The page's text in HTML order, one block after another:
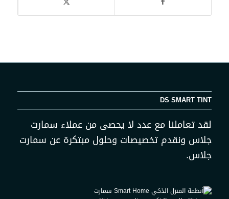
DS SMART TINT
لقد تعاملنا مع عدد لا يحصى من عملاء سمارت
جلاس ونقدم تخصيصات وحلول مبتكرة عن سمارت
جلاس.